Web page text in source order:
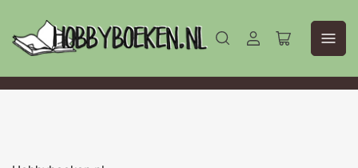
Aanmelden
Mini-
winkelwagen
openen